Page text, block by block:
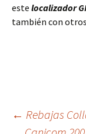
este localizador
también con
← Rebajas